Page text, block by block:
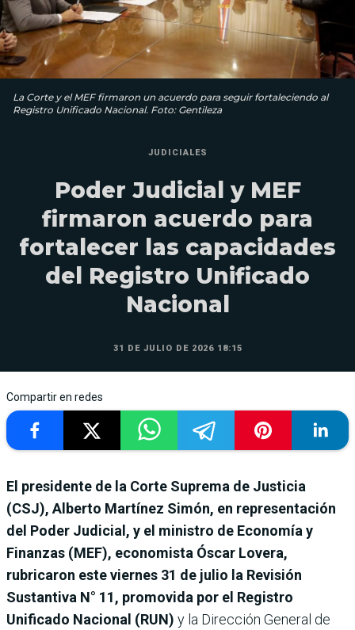
La Corte y el MEF firmaron un acuerdo para seguir fortaleciendo al
Registro Unificado Nacional. Foto: Gentileza
JUDICIALES
Poder Judicial y MEF
firmaron acuerdo para
fortalecer las capacidades
del Registro Unificado
Nacional
31 DE JULIO DE 2026 18:15
Compartir en redes
El presidente de la Corte Suprema de Justicia
(CSJ), Alberto Martínez Simón, en representación
del Poder Judicial, y el ministro de Economía y
Finanzas (MEF), economista Óscar Lovera,
rubricaron este viernes 31 de julio la Revisión
Sustantiva N° 11, promovida por el Registro
Unificado Nacional (RUN) y la Dirección General de